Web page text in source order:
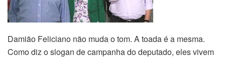
Damião Feliciano não muda o tom. A toada é a mesma.
Como diz o slogan de campanha do deputado, eles vivem